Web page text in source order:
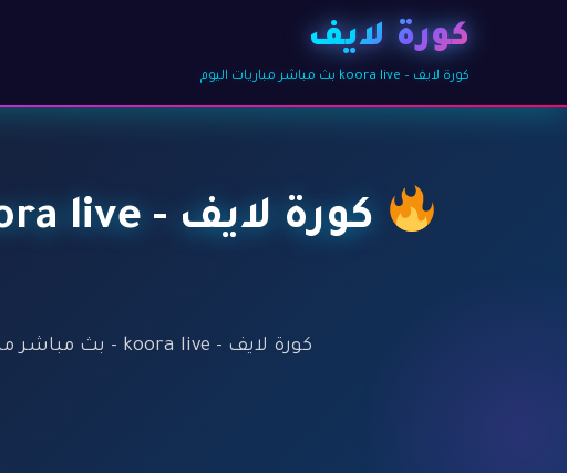
كورة لايف
كورة لايف – koora live بث مباشر مباريات اليوم